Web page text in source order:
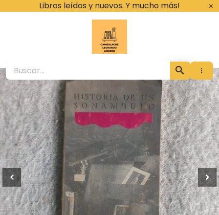
Libros leídos y nuevos. Y mucho más!
Cambalache